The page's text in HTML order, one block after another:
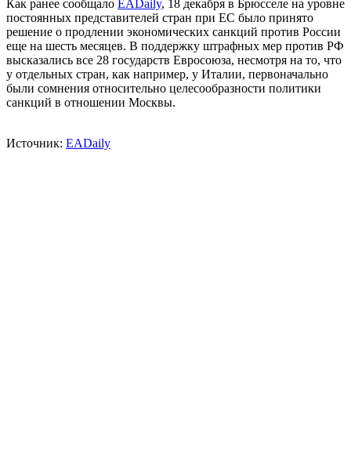
Как ранее сообщало EADaily, 18 декабря в Брюсселе на уровне
постоянных представителей стран при ЕС было принято
решение о продлении экономических санкций против России
еще на шесть месяцев. В поддержку штрафных мер против РФ
высказались все 28 государств Евросоюза, несмотря на то, что
у отдельных стран, как например, у Италии, первоначально
были сомнения относительно целесообразности политики
санкций в отношении Москвы.
Источник: EADaily